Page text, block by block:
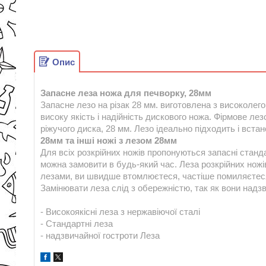
Опис
Запасне леза ножа для печворку, 28мм
Запасне лезо на різак 28 мм. виготовлена з
високу якість і надійність дискового ножа. Фірмове
ріжучого диска, 28 мм. Лезо ідеально підходить і
28мм та інші ножі з лезом 28мм
Для всіх розкрійних ножів пропонуються запасні
можна замовити в будь-який час. Леза розкрійних
лезами, ви швидше втомлюєтеся, частіше
Замінювати леза слід з обережністю, так як вони
- Високоякісні леза з нержавіючої сталі
- Стандартні леза
- надзвичайної гостроти Леза